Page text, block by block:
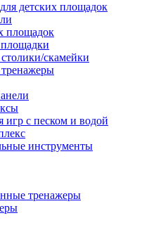
детских площадок
площадок
скамейки
игр с песком и водой
инструменты
тренажеры